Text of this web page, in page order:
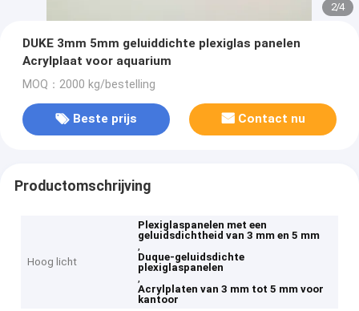
2/4
DUKE 3mm 5mm geluiddichte plexiglas panelen
Acrylplaat voor aquarium
MOQ：2000 kg/bestelling
Beste prijs Contact nu
Productomschrijving
Hoog licht
Plexiglaspanelen met een
geluidsdichtheid van 3 mm en 5 mm
,
Duque-geluidsdichte
plexiglaspanelen
,
Acrylplaten van 3 mm tot 5 mm voor
kantoor